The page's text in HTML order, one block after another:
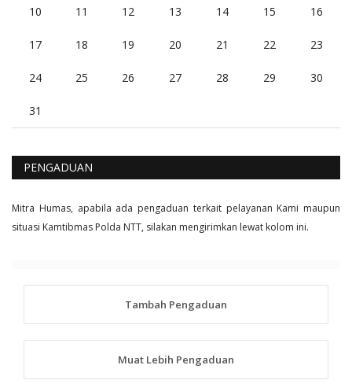
10 11 12 13 14 15 16
17 18 19 20 21 22 23
24 25 26 27 28 29 30
31
PENGADUAN
Mitra Humas, apabila ada pengaduan terkait pelayanan Kami maupun
situasi Kamtibmas Polda NTT, silakan mengirimkan lewat kolom ini.
Tambah Pengaduan
Muat Lebih Pengaduan